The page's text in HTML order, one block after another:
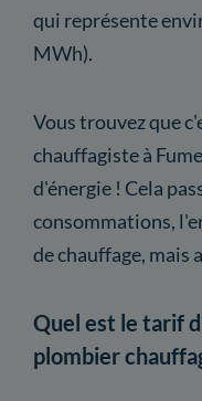
qui représente
MWh).
Vous trouvez que
chauffagiste à
d'énergie ! Cela
consommations,
de chauffage, mais
Quel est le tarif
plombier